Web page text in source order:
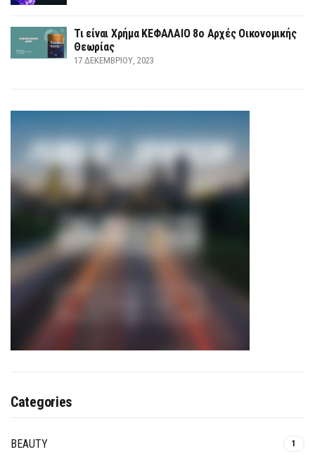
Τι είναι Χρήμα ΚΕΦΑΛΑΙΟ 8ο Αρχές Οικονομικής
Θεωρίας
17 ΔΕΚΕΜΒΡΊΟΥ, 2023
Categories
BEAUTY 1